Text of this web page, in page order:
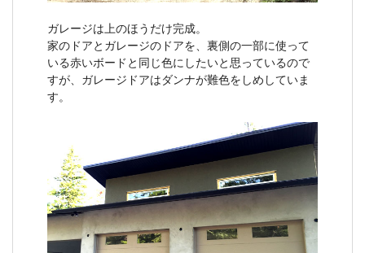
ガレージは上のほうだけ完成。
家のドアとガレージのドアを、裏側の一部に使って
いる赤いボードと同じ色にしたいと思っているので
すが、ガレージドアはダンナが難色をしめしていま
す。